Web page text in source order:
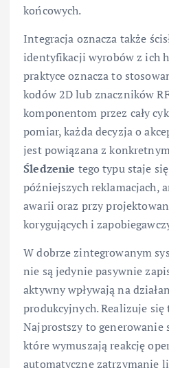
końcowych.
Integracja oznacza także
identyfikacji wyrobów z ich
praktyce oznacza to
kodów 2D lub znaczników
komponentom przez cały
pomiar, każda decyzja o
jest powiązana z
Śledzenie tego typu staje
późniejszych reklamacjach,
awarii oraz przy
korygujących i
W dobrze zintegrowanym
nie są jedynie pasywnie
aktywny wpływają na
produkcyjnych. Realizuje
Najprostszy to generowanie
które wymuszają reakcję
automatyczne zatrzymanie